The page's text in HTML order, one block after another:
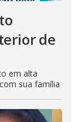
de
em alta
sua família